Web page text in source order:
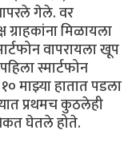
गेले. वर
मिळायला
वापरायला खूप
स्मार्टफोन
माझ्या हातात पडला
प्रथमच कुठलेही
घेतले होते.